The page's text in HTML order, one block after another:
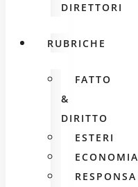
DIRETTORI
RUBRICHE
FATTO
&
DIRITTO
ESTERI
ECONOMIA
RESPONSA